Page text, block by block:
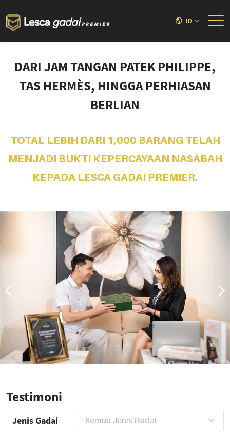
ID
DARI JAM TANGAN PATEK PHILIPPE,
TAS HERMÈS, HINGGA PERHIASAN
BERLIAN
TOTAL LEBIH DARI 1,000 BARANG TELAH
MENJADI BUKTI KEPERCAYAAN NASABAH
KEPADA LESCA GADAI PREMIER.
Testimoni
Jenis Gadai